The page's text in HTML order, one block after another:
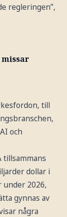
regleringen”,
till
och
tillsammans
dollar i
under 2026,
gynnas av
några